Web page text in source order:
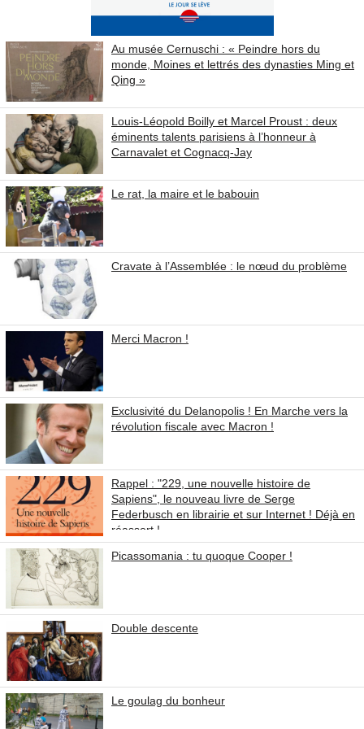
Au musée Cernuschi : « Peindre hors du
monde, Moines et lettrés des dynasties Ming et
Qing »
Louis-Léopold Boilly et Marcel Proust : deux
éminents talents parisiens à l’honneur à
Carnavalet et Cognacq-Jay
Le rat, la maire et le babouin
Cravate à l’Assemblée : le nœud du problème
Merci Macron !
Exclusivité du Delanopolis ! En Marche vers la
révolution fiscale avec Macron !
Rappel : "229, une nouvelle histoire de
Sapiens", le nouveau livre de Serge
Federbusch en librairie et sur Internet ! Déjà en
réassort !
Picassomania : tu quoque Cooper !
Double descente
Le goulag du bonheur